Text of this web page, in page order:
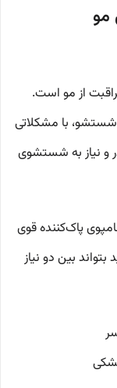
مو
از مو است.
با مشکلاتی
و نیاز به شستشوی
پاک‌کننده قوی
بین دو نیاز